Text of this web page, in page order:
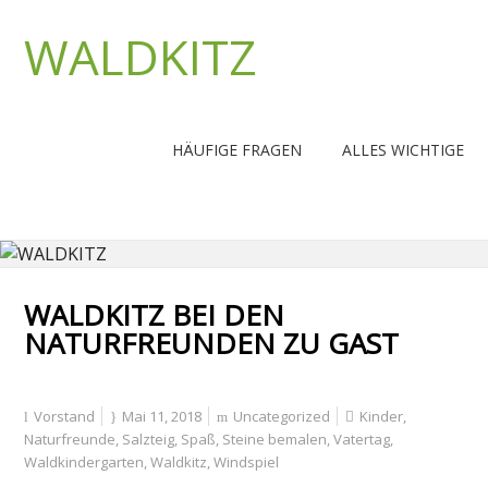
WALDKITZ
HÄUFIGE FRAGEN ALLES WICHTIGE
WALDKITZ BEI DEN
NATURFREUNDEN ZU GAST
Vorstand Mai 11, 2018 Uncategorized Kinder,
Naturfreunde, Salzteig, Spaß, Steine bemalen,Vatertag,
Waldkindergarten,Waldkitz,Windspiel